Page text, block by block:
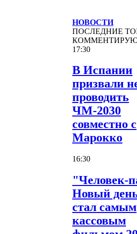
НОВОСТИ
ПОСЛЕДНИЕ
17:30
В Испании
призвали
проводить
ЧМ-2030
совместно с
Марокко
16:30
"Человек-
Новый
стал самым
кассовым